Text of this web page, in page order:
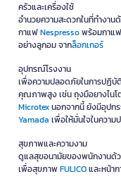
ครัวและเครื่องใช้
อำนวยความสะดวกในที่ทำงา
กาแฟNespressoพร้อมกาแฟ
อย่างลูกอม จากล็อกเกอร์
อุปกรณ์โรงงาน
เพื่อความปลอดภัยในการปฏิบั
คุณภาพสูง เช่น ถุงมือยางไนโ
Microtexนอกจากนี้ ยังมีอุปก
Yamada เพื่อให้มั่นใจในควา
สุขภาพและความงาม
ดูแลสุขอนามัยของพนักงานด้
เพื่อสุขภาพFULICOและหน้า